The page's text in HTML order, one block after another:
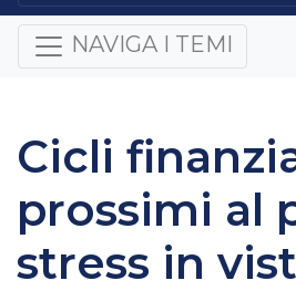
NAVIGA I TEMI
Cicli
prossimi al
stress in